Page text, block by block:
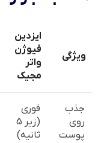
ویژگی
ایزدین
فیوژن
واتر
مجیک
جذب
روی
پوست
فوری
(زیر 5
ثانیه)